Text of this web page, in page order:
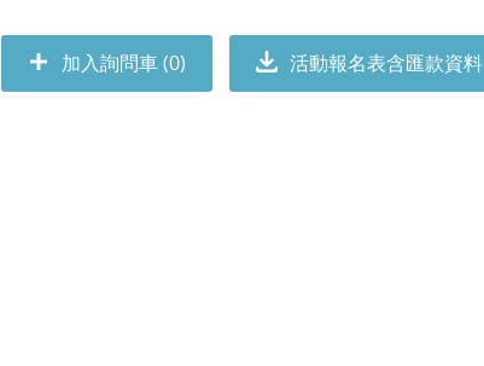
加入詢問車 (0) 活動報名表含匯款資料